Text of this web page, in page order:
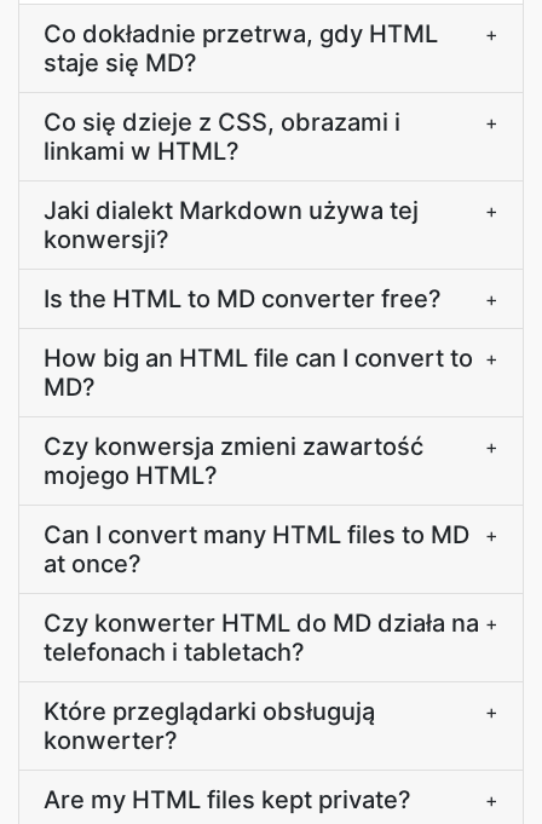
Co dokładnie przetrwa, gdy HTML
staje się MD?
+
Co się dzieje z CSS, obrazami i
linkami w HTML?
+
Jaki dialekt Markdown używa tej
konwersji?
+
Is the HTML to MD converter free? +
How big an HTML file can I convert to
MD?
+
Czy konwersja zmieni zawartość
mojego HTML?
+
Can I convert many HTML files to MD
at once?
+
Czy konwerter HTML do MD działa na
telefonach i tabletach?
+
Które przeglądarki obsługują
konwerter?
+
Are my HTML files kept private? +